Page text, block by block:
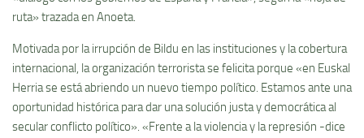
ruta» trazada en Anoeta.
Motivada por la irrupción de Bildu en las instituciones y la cobertura
internacional, la organización terrorista se felicita porque «en Euskal
Herria se está abriendo un nuevo tiempo político. Estamos ante una
oportunidad histórica para dar una solución justa y democrática al
secular conflicto político». «Frente a la violencia y la represión -dice